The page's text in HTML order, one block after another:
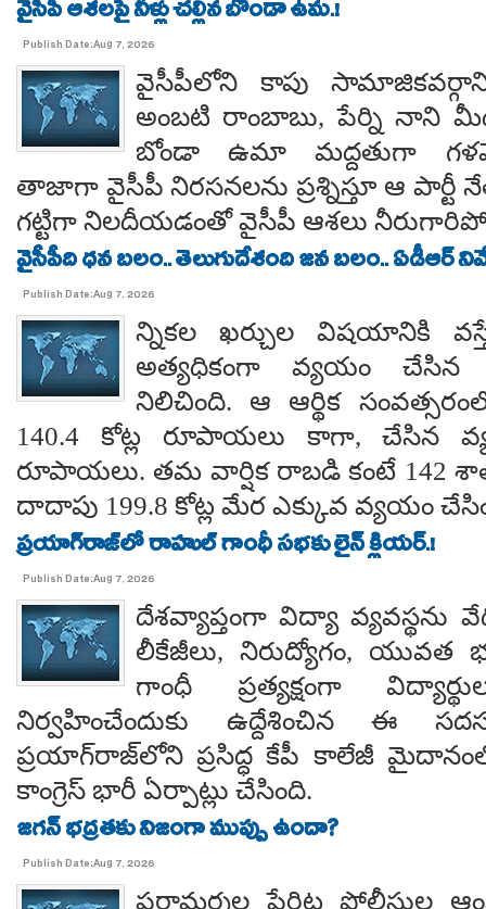
వైసీపీ ఆశలపై నీళ్లు చల్లిన బోండా ఉమ.!
Publish Date:Aug 7, 2026
వైసీపీలోని కాపు
అంబటి రాంబాబు, పేర్ని నాని
బోండా ఉమా మద్దతుగా
తాజాగా వైసీపీ నిరసనలను ప్రశ్నిస్తూ ఆ
గట్టిగా నిలదీయడంతో వైసీపీ ఆశలు
వైసీపీది ధన బలం.. తెలుగుదేశంది జన బలం.. ఏడీఆర్
Publish Date:Aug 7, 2026
న్నికల ఖర్చుల విషయానికి
అత్యధికంగా వ్యయం చేసిన
నిలిచింది. ఆ ఆర్థిక
140.4 కోట్ల రూపాయలు కాగా, చేసిన
రూపాయలు. తమ వార్షిక రాబడి కంటే 142
దాదాపు 199.8 కోట్ల మేర ఎక్కువ వ్యయం
ప్రయాగ్‌రాజ్‌లో రాహుల్ గాంధీ సభకు లైన్ క్లియర్.!
Publish Date:Aug 7, 2026
దేశవ్యాప్తంగా విద్యా వ్యవస్థను
లీకేజీలు, నిరుద్యోగం, యువత
గాంధీ ప్రత్యక్షంగా
నిర్వహించేందుకు ఉద్దేశించిన ఈ
ప్రయాగ్‌రాజ్‌లోని ప్రసిద్ధ కేపీ కాలేజీ మైదానంలో
కాంగ్రెస్ భారీ ఏర్పాట్లు చేసింది.
జగన్ భద్రతకు నిజంగా ముప్పు ఉందా?
Publish Date:Aug 7, 2026
పరామర్శల పేరిట పోలీసుల